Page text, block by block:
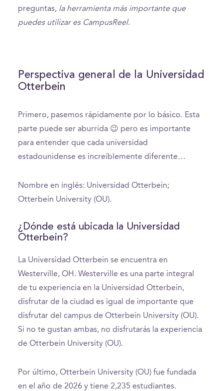
preguntas, la herramienta más importante que
puedes utilizar es CampusReel.
Perspectiva general de la Universidad
Otterbein
Primero, pasemos rápidamente por lo básico. Esta
parte puede ser aburrida 😉 pero es importante
para entender que cada universidad
estadounidense es increíblemente diferente…
Nombre en inglés: Universidad Otterbein;
Otterbein University (OU).
¿Dónde está ubicada la Universidad
Otterbein?
La Universidad Otterbein se encuentra en
Westerville, OH. Westerville es una parte integral
de tu experiencia en la Universidad Otterbein,
disfrutar de la ciudad es igual de importante que
disfrutar del campus de Otterbein University (OU).
Si no te gustan ambas, no disfrutarás la experiencia
de Otterbein University (OU).
Por último, Otterbein University (OU) fue fundada
en el año de 2026 y tiene 2,235 estudiantes.